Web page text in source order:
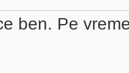
ben. Pe